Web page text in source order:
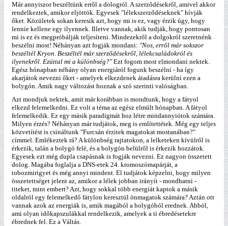
Már annyiszor beszéltünk erről a dologról. A szerződésekről, amivel akkor
rendelkeztek, amikor eljöttök. Egyesek "lélekszerződéseknek" hívják
őket. Közületek sokan keresik azt, hogy mi is ez, vagy érzik úgy, hogy
lennie kellene egy ilyennek. Illetve vannak, akik tudják, hogy pontosan
mi is ez és megpróbálják teljesíteni. Mindezekről a dolgokról szeretnénk
beszélni most! Néhányan azt fogják mondani: "Nos, erről már sokszor
beszéltél Kryon. Beszéltél már szerződésekről, lélekcsaládokról és
ilyenekről. Ezúttal mi a különbség?"Ezt fogom most elmondani nektek.
Egész hónapban néhány olyan energiáról fogunk beszélni - ha így
akarjátok nevezni őket - amelyek elkezdenek átadásra kerülni ezen a
bolygón. Amik nagy változást hoznak a szó szerinti valóságban.
Azt mondjuk nektek, amit már korábban is mondtunk, hogy a fátyol
elkezd felemelkedni. Ez volt a téma az egész elmúlt hónapban. A fátyol
felemelkedik. Ez egy másik paradigmát hoz létre mindannyiótok számára.
Milyen érzés? Néhányan már tudjátok, meg is említettétek. Még egy teljes
közvetítést is csináltunk "Furcsán érzitek magatokat mostanában?"
címmel. Emlékeztek rá? A különbség rajtatokon, a lelketeken kívülről is
érkezik, talán a bolygó felé, és a bolygón belülről is érkezik hozzátok.
Egyesek ezt még dupla csapásnak is fogják nevezni. Ez nagyon összetett
dolog. Magába foglalja a DNS-etek 24. kromoszómapárját, a
tobozmirigyet és még annyi mindent. El tudjátok képzelni, hogy milyen
összetettséget jelent az, amikor a lélek jobban irányít - mondhatni -
titeket, mint embert? Azt, hogy sokkal több energiát kaptok a másik
oldalról egy felemelkedő fátylon keresztül önmagatok számára? Aztán ott
vannak azok az energiák is, amik magából a bolygóból erednek. Abból,
ami olyan időkapszulákkal rendelkezik, amelyek a ti ébredésetekre
ébrednek fel. Ez a Váltás.